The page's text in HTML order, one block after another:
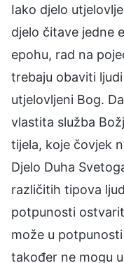
Iako djelo
djelo čitave jedne
epohu, rad na
trebaju obaviti
utjelovljeni Bog.
vlastita služba
tijela, koje čovjek
Djelo Duha
različitih tipova
potpunosti
može u
također ne mogu